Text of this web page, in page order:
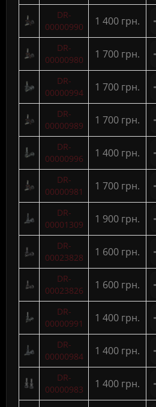
DR-
00000990
1 400 грн.
DR-
00000980
1 700 грн.
DR-
00000994
1 700 грн.
DR-
00000989
1 700 грн.
DR-
00000996
1 400 грн.
DR-
00000981
1 700 грн.
DR-
00001309
1 900 грн.
DR-
00023828
1 600 грн.
DR-
00023826
1 600 грн.
DR-
00000991
1 400 грн.
DR-
00000984
1 400 грн.
DR-
00000983
1 400 грн.